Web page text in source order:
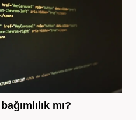
mı?